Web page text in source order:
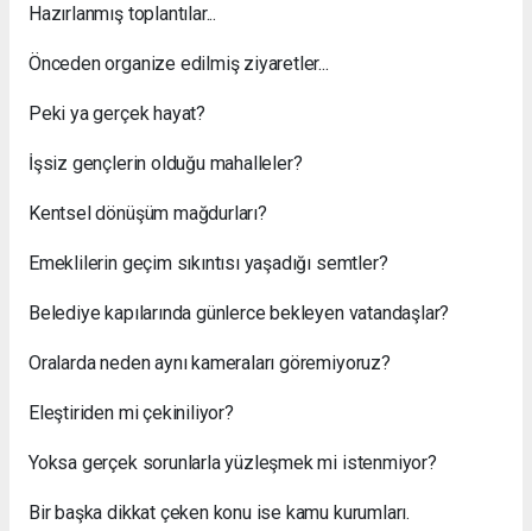
Hazırlanmış toplantılar...
Önceden organize edilmiş ziyaretler...
Peki ya gerçek hayat?
İşsiz gençlerin olduğu mahalleler?
Kentsel dönüşüm mağdurları?
Emeklilerin geçim sıkıntısı yaşadığı semtler?
Belediye kapılarında günlerce bekleyen vatandaşlar?
Oralarda neden aynı kameraları göremiyoruz?
Eleştiriden mi çekiniliyor?
Yoksa gerçek sorunlarla yüzleşmek mi istenmiyor?
Bir başka dikkat çeken konu ise kamu kurumları.